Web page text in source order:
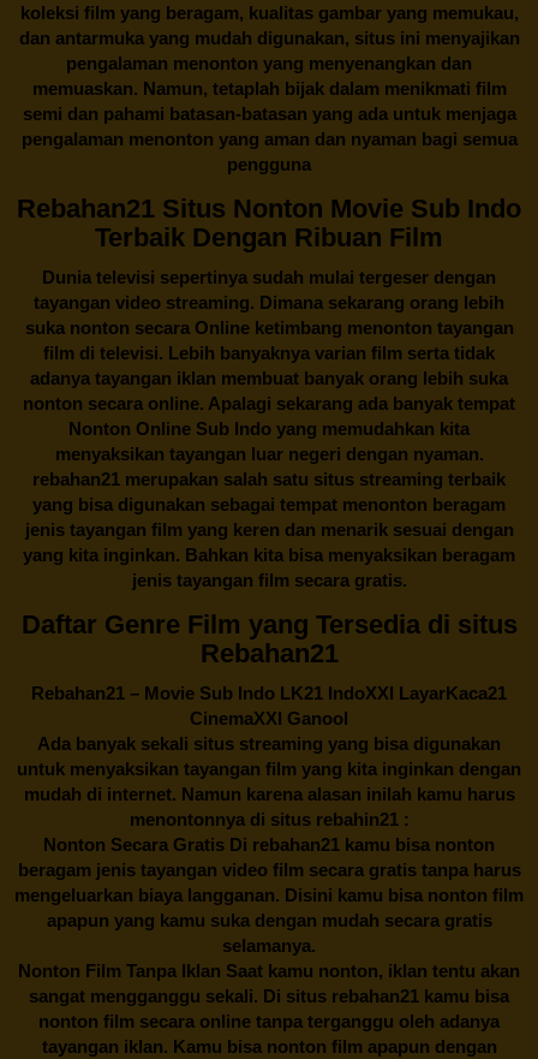
koleksi film yang beragam, kualitas gambar yang memukau,
dan antarmuka yang mudah digunakan, situs ini menyajikan
pengalaman menonton yang menyenangkan dan
memuaskan. Namun, tetaplah bijak dalam menikmati film
semi dan pahami batasan-batasan yang ada untuk menjaga
pengalaman menonton yang aman dan nyaman bagi semua
pengguna
Rebahan21 Situs Nonton Movie Sub Indo
Terbaik Dengan Ribuan Film
Dunia televisi sepertinya sudah mulai tergeser dengan
tayangan video streaming. Dimana sekarang orang lebih
suka nonton secara Online ketimbang menonton tayangan
film di televisi. Lebih banyaknya varian film serta tidak
adanya tayangan iklan membuat banyak orang lebih suka
nonton secara online. Apalagi sekarang ada banyak tempat
Nonton Online Sub Indo yang memudahkan kita
menyaksikan tayangan luar negeri dengan nyaman.
rebahan21 merupakan salah satu situs streaming terbaik
yang bisa digunakan sebagai tempat menonton beragam
jenis tayangan film yang keren dan menarik sesuai dengan
yang kita inginkan. Bahkan kita bisa menyaksikan beragam
jenis tayangan film secara gratis.
Daftar Genre Film yang Tersedia di situs
Rebahan21
Rebahan21 – Movie Sub Indo LK21 IndoXXI LayarKaca21
CinemaXXI Ganool
Ada banyak sekali situs streaming yang bisa digunakan
untuk menyaksikan tayangan film yang kita inginkan dengan
mudah di internet. Namun karena alasan inilah kamu harus
menontonnya di situs rebahin21 :
Nonton Secara Gratis Di rebahan21 kamu bisa nonton
beragam jenis tayangan video film secara gratis tanpa harus
mengeluarkan biaya langganan. Disini kamu bisa nonton film
apapun yang kamu suka dengan mudah secara gratis
selamanya.
Nonton Film Tanpa Iklan Saat kamu nonton, iklan tentu akan
sangat mengganggu sekali. Di situs rebahan21 kamu bisa
nonton film secara online tanpa terganggu oleh adanya
tayangan iklan. Kamu bisa nonton film apapun dengan